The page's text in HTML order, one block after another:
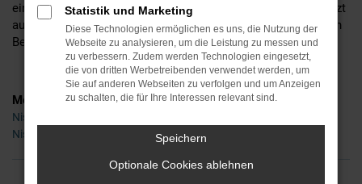
einen Nissan Gebrauchtwagen aus unserem Haus steigt, setzt
auf kompromisslose Qualität und darf sich einen dauerhaften
Begleiter durch den Alltag freuen.
Modelle
Nissan Juke Gebrauchtwagen Nürnberg
Nissan Leaf Gebrauchtwagen Nürnberg
Statistik und Marketing
Diese Technologien ermöglichen es uns, die Nutzung der
Webseite zu analysieren, um die Leistung zu messen und
zu verbessern. Zudem werden Technologien eingesetzt,
die von dritten Werbetreibenden verwendet werden, um
Sie auf anderen Webseiten zu verfolgen und um Anzeigen
zu schalten, die für Ihre Interessen relevant sind.
Speichern
Optionale Cookies ablehnen